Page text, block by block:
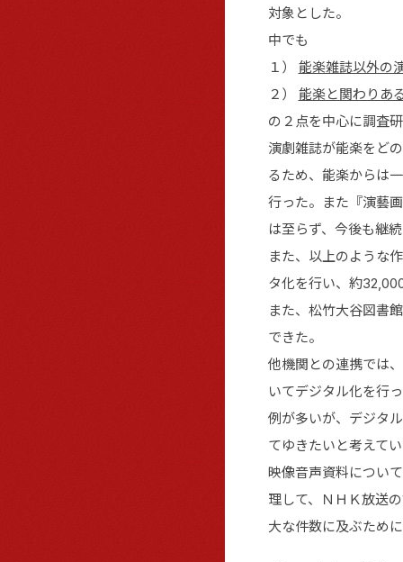
対象とした。
中でも
１） 能楽雑誌以外の
２） 能楽と関わりあ
の２点を中心に調査
演劇雑誌が能楽をど
るため、能楽からは
行った。また『演藝
は至らず、今後も継
また、以上のような
タ化を行い、約
また、松竹大谷図書
できた。
他機関との連携では
いてデジタル化を行
例が多いが、デジタ
てゆきたいと考えて
映像音声資料につい
理して、ＮＨＫ放送
大な件数に及ぶため